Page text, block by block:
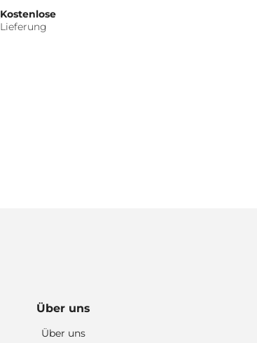
Kostenlose
Lieferung
Über uns
Über uns